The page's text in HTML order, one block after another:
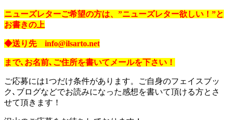
ニューズレターご希望の方は、”ニューズレター欲しい！”と
お書きの上
◆送り先 info@ilsarto.net
まで､お名前､ご住所を書いてメールを下さい！
ご応募には1つだけ条件があります。ご自身のフェイスブッ
ク､ブログなどでお読みになった感想を書いて頂ける方とさ
せて頂きます！